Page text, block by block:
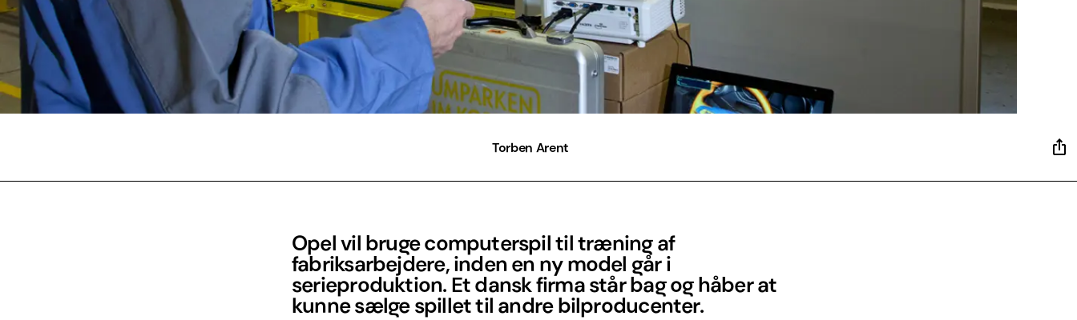
Torben Arent
Opel vil bruge computerspil til træning af
fabriksarbejdere, inden en ny model går i
serieproduktion. Et dansk firma står bag og håber at
kunne sælge spillet til andre bilproducenter.